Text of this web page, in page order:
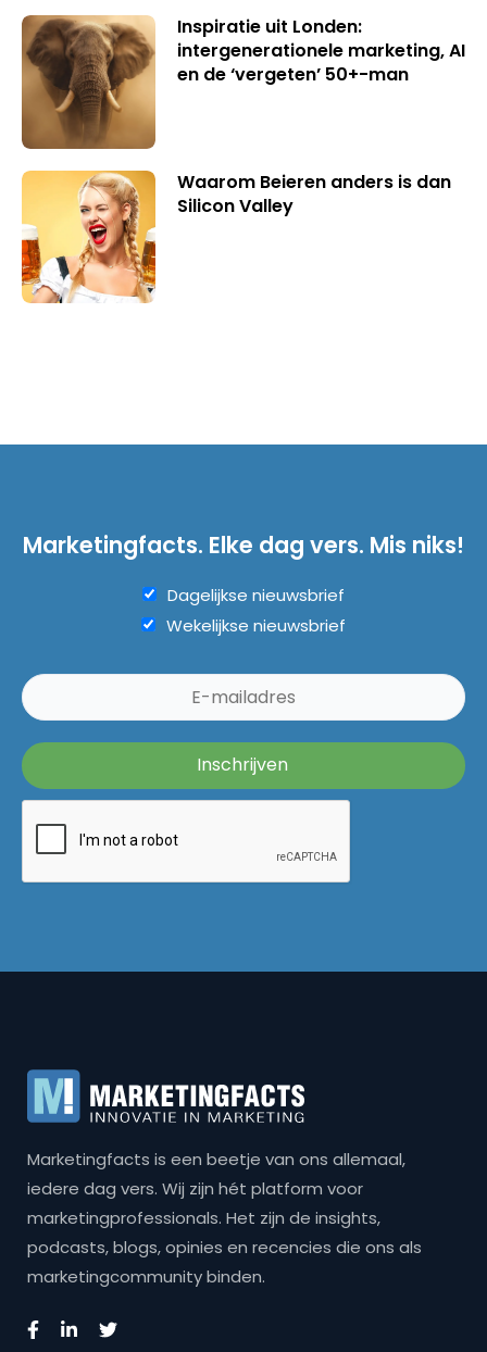
Inspiratie uit Londen:
intergenerationele marketing, AI
en de ‘vergeten’ 50+-man
Waarom Beieren anders is dan
Silicon Valley
Marketingfacts. Elke dag vers. Mis niks!
Dagelijkse nieuwsbrief
Wekelijkse nieuwsbrief
Marketingfacts is een beetje van ons allemaal,
iedere dag vers. Wij zijn hét platform voor
marketingprofessionals. Het zijn de insights,
podcasts, blogs, opinies en recencies die ons als
marketingcommunity binden.